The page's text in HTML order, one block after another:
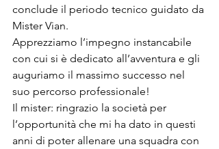
conclude il periodo tecnico guidato da
Mister Vian.
Apprezziamo l’impegno instancabile
con cui si è dedicato all’avventura e gli
auguriamo il massimo successo nel
suo percorso professionale!
Il mister: ringrazio la società per
l’opportunità che mi ha dato in questi
anni di poter allenare una squadra con